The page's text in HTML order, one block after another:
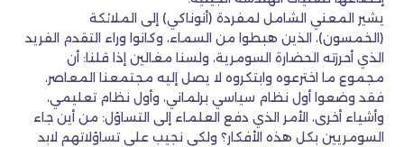
يشير المعني الشامل لمفردة (أنوناكي) إلى الملائكة
(الخمسون)، الذين هبطوا من السماء، وكانوا وراء التقدم الفريد
الذي أحرزته الحضارة السومرية، ولسنا مغالين إذا قلنا: أن
مجموع ما اخترعوه وابتكروه لا يصل إليه مجتمعنا المعاصر،
فقد وضعوا أول نظام سياسي برلماني، وأول نظام تعليمي،
وأشياء أخرى، الأمر الذي دفع العلماء إلى التساؤل: من أين جاء
السومريين بكل هذه الأفكار؟ ولكي نجيب على تساؤلاتهم لابد